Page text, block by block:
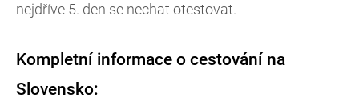
nejdříve 5. den se nechat otestovat.
Kompletní informace o cestování na
Slovensko: